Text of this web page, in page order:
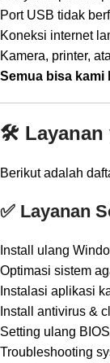
Port USB tidak
Koneksi internet
Kamera, printer,
Semua bisa kami
🛠️ Layanan
Berikut adalah
✅ Layanan
Install ulang
Optimasi sistem
Instalasi aplikasi
Install antivirus &
Setting ulang
Troubleshooting